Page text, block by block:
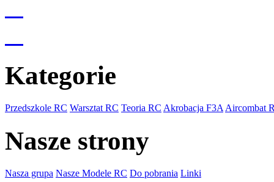
Kategorie
Przedszkole RC Warsztat RC Teoria RC Akrobacja F3A Aircombat
Nasze strony
Nasza grupa Nasze Modele RC Do pobrania Linki